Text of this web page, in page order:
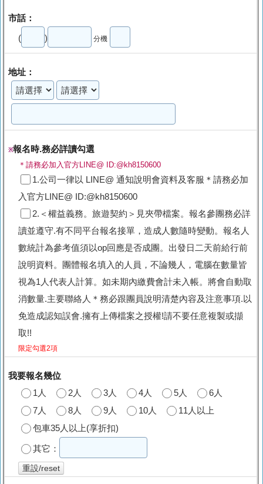
市話：
( ) 分機
地址：
※報名時.務必詳讀勾選
＊請務必加入官方LINE@ ID:@kh8150600
1.公司一律以 LINE@ 通知說明會資料及客服＊請務必加
入官方LINE@ ID:@kh8150600
2.＜權益義務。旅遊契約＞見夾帶檔案。報名參團務必詳
讀並遵守.有不同平台報名接單，造成人數隨時變動。報名人
數統計為參考值須以op回應是否成團。出發日二天前給行前
說明資料。團體報名填入的人員，不論幾人，電腦在數量皆
視為1人代表人計算。如未期內繳費會計未入帳。將會自動取
消數量.主要聯絡人＊務必跟團員說明清楚內容及注意事項.以
免造成認知誤會.擁有上傳檔案之授權!請不要任意複製或擷
取!!
限定勾選2項
我要報名幾位
1人
2人 3人 4人 5人
6人
7人
8人 9人 10人
11人以上
包車35人以上(享折扣)
其它：
重設/reset